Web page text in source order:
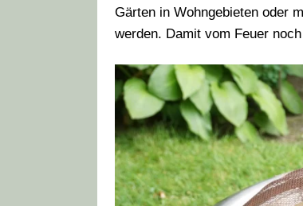
Gärten in Wohngebieten oder
werden. Damit vom Feuer